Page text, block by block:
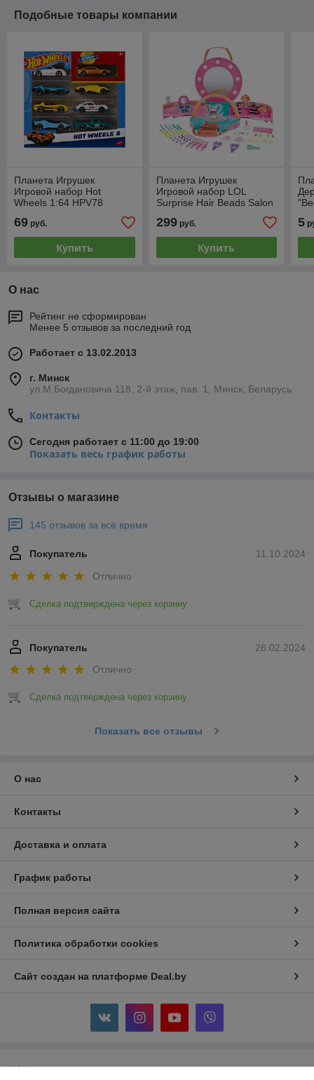
Подобные товары компании
Планета Игрушек
Игровой набор Hot
Wheels 1:64 HPV78
69 руб.
Купить
Планета Игрушек
Игровой набор LOL
Surprise Hair Beads Salon
299руб.
Купить
5
О нас
Рейтинг не сформирован
Менее 5 отзывов за последний год
Работает с 13.02.2013
г. Минск
ул.М.Богдановича 118, 2-й этаж, пав. 1, Минск, Беларусь
Контакты
Сегодня работает с 11:00 до 19:00
Показать весь график работы
Отзывы о магазине
145 отзывов за всё время
11.10.2024
Покупатель
Отлично
Сделка подтверждена через корзину
26.02.2024
Покупатель
Отлично
Сделка подтверждена через корзину
Показать все отзывы
О нас
Контакты
Доставка и оплата
График работы
Полная версия сайта
Политика обработки cookies
Сайт создан на платформе Deal.by
Информация для покупателя